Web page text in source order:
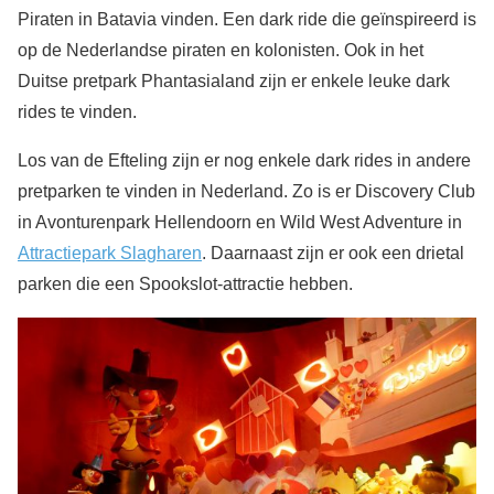
Piraten in Batavia vinden. Een dark ride die geïnspireerd is
op de Nederlandse piraten en kolonisten. Ook in het
Duitse pretpark Phantasialand zijn er enkele leuke dark
rides te vinden.
Los van de Efteling zijn er nog enkele dark rides in andere
pretparken te vinden in Nederland. Zo is er Discovery Club
in Avonturenpark Hellendoorn en Wild West Adventure in
Attractiepark Slagharen. Daarnaast zijn er ook een drietal
parken die een Spookslot-attractie hebben.